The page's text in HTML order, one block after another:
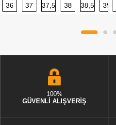
36 37 37,5 38 38,5 39
100%
GÜVENLİ ALIŞVERİŞ